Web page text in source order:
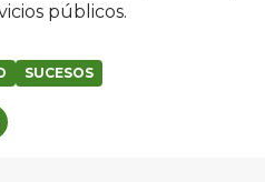
públicos.
SUCESOS